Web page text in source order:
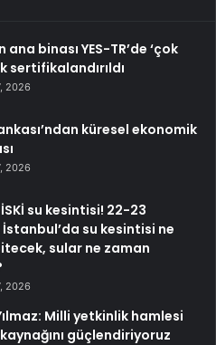
ana binası YES-TR’de ‘çok
sertifikalandırıldı
2026
küresel ekonomik
2026
su kesintisi! 22-23
su kesintisi ne
sular ne zaman
2026
Milli yetkinlik hamlesi
güçlendiriyoruz